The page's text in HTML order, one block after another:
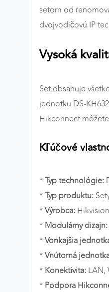
setom od
dvojvodičovú IP
Vysoká
Set obsahuje
jednotku DS-
Hikconnect
Kľúčové
*Typ technológie:
*Typ produktu:
*Výrobca: Hikvision
* Modulárny dizajn:
*Vonkajšia
*Vnútorná
* Konektivita: LAN,
* Podpora
Analytické cookies
nášho webu. Ich
zdroje návštev našich
súhrnne, bez použitia
našich stránok.
Marketingové
správania
Umožňujú nám a
relevantnú reklamu,
reklamných sieťach
Google Ads
Poskytovateľ: